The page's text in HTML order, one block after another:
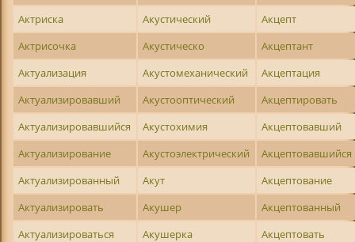
Актриска
Акустический
Акцепт
Актрисочка
Акустическо
Акцептант
Актуализация
Акустомеханический
Акцептация
Актуализировавший
Акустооптический
Акцептировать
Актуализировавшийся
Акустохимия
Акцептовавший
Актуализирование
Акустоэлектрический
Акцептовавшийся
Актуализированный
Акут
Акцептование
Актуализировать
Акушер
Акцептованный
Актуализироваться
Акушерка
Акцептовать